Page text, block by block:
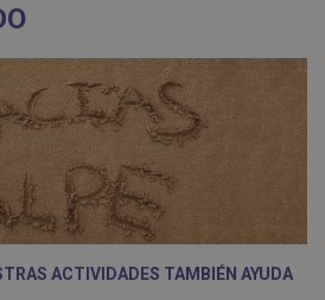
ACTIVIDADES TAMBIÉN AYUDA